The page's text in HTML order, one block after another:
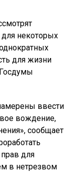
для некоторых
для жизни
ввести
вождение,
сообщает
для
в нетрезвом